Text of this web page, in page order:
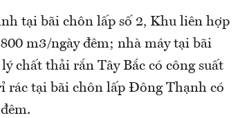
tại bãi chôn lấp số 2, Khu liên hợp
m3/ngày đêm; nhà máy tại bãi
chất thải rắn Tây Bắc có công suất
rác tại bãi chôn lấp Đông Thạnh có